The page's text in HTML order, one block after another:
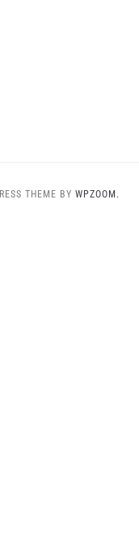
THEME BY WPZOOM.